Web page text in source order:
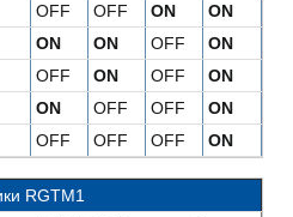
OFF OFF ON
ON
ON ON OFF
ON
OFF ON OFF
ON
ON OFF OFF
ON
OFF OFF OFF ON
RGTM1